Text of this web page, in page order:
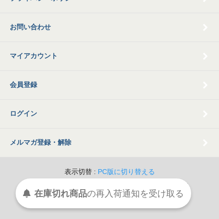
お問い合わせ
マイアカウント
会員登録
ログイン
メルマガ登録・解除
表示切替 : PC版に切り替える
© 2009 Old Books Tamatsubaki All Rights Reserved.
在庫切れ商品の再入荷通知を受け取る